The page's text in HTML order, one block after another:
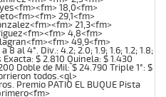
18,0<fm>
29,1<fm>
21,3<fm>
4,8<fm>
49,9<fm>
al 4°. Div.: 4.2; 2.0; 1.9; 1.6; 1.2; 1.8;
$ 2.810 Quinela: $ 1.430
Doble de Mil: $ 24.790 Triple 1°: $
todos.<ql>
Premio PATIO EL BUQUE Pista